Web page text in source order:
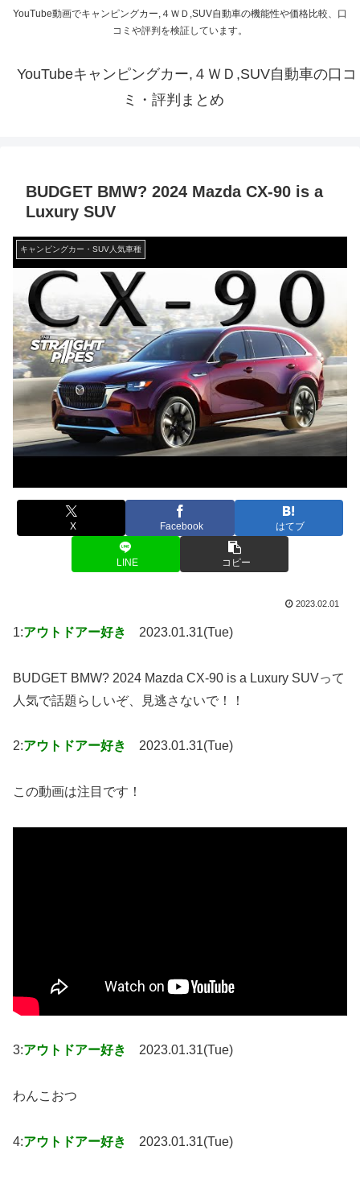
YouTube動画でキャンピングカー,４ＷＤ,SUV自動車の機能性や価格比較、口
コミや評判を検証しています。
YouTubeキャンピングカー,４ＷＤ,SUV自動車の口コ
ミ・評判まとめ
BUDGET BMW? 2024 Mazda CX-90 is a
Luxury SUV
キャンピングカー・SUV人気車種
X Facebook はてブ
LINE コピー
2023.02.01
1:アウトドアー好き 2023.01.31(Tue)
BUDGET BMW? 2024 Mazda CX-90 is a Luxury SUVって
人気で話題らしいぞ、見逃さないで！！
2:アウトドアー好き 2023.01.31(Tue)
この動画は注目です！
3:アウトドアー好き 2023.01.31(Tue)
わんこおつ
4:アウトドアー好き 2023.01.31(Tue)